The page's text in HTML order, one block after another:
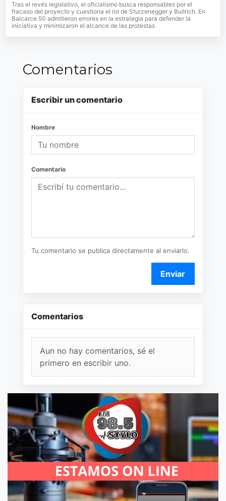
Tras el revés legislativo, el oficialismo busca responsables por el
fracaso del proyecto y cuestiona el rol de Sturzenegger y Bullrich. En
Balcarce 50 admitieron errores en la estrategia para defender la
iniciativa y minimizaron el alcance de las protestas
Comentarios
Escribir un comentario
Nombre
Comentario
Tu comentario se publica directamente al enviarlo.
Enviar
Comentarios
Aun no hay comentarios, sé el
primero en escribir uno.